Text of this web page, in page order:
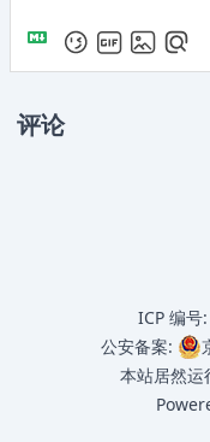
评论
ICP 编号:
公安备案:
本站居然运